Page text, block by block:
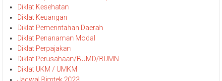
Diklat Kesehatan
Diklat Keuangan
Diklat Pemerintahan Daerah
Diklat Penanaman Modal
Diklat Perpajakan
Diklat Perusahaan/BUMD/BUMN
Diklat UKM / UMKM